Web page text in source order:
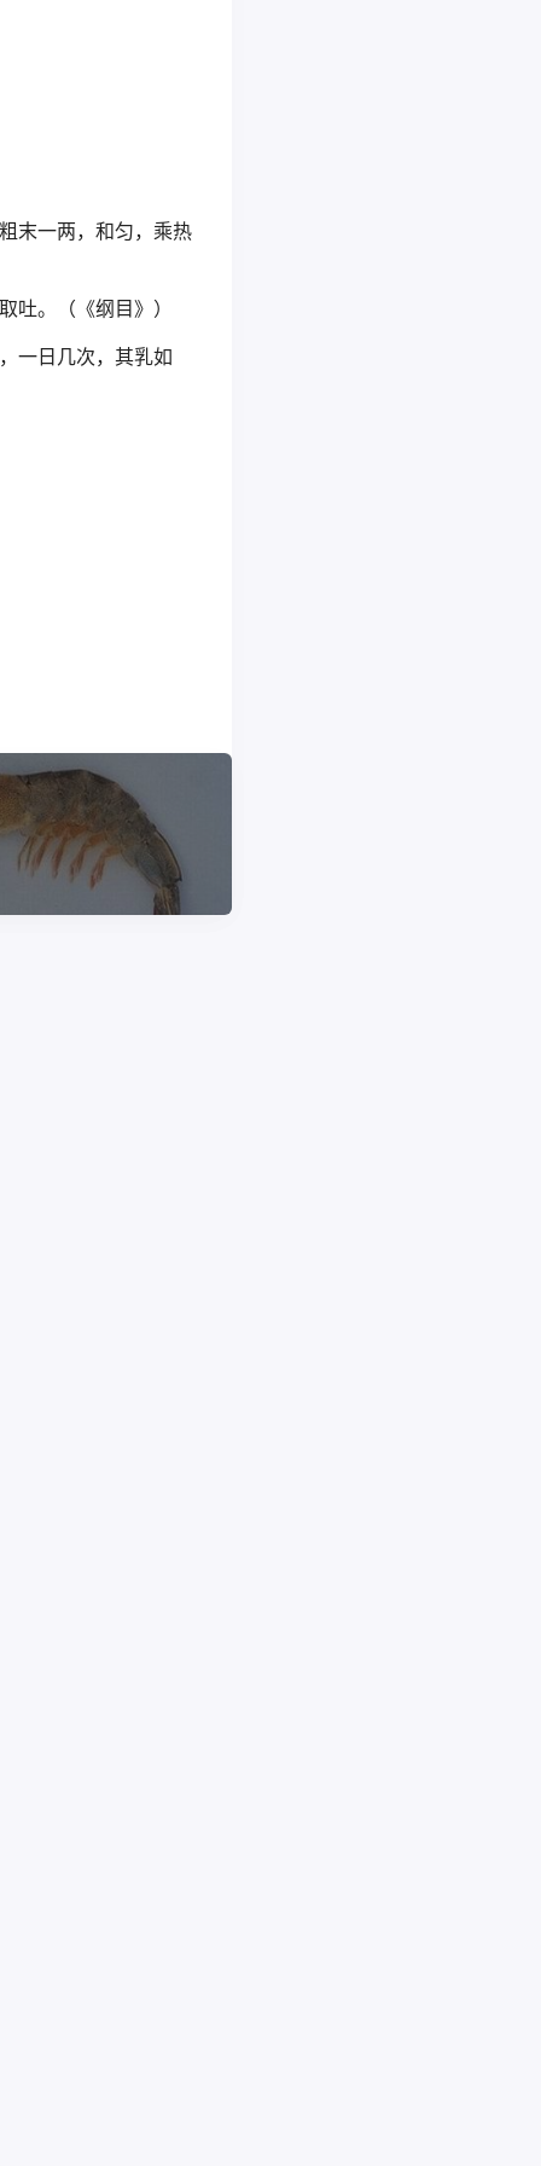
末一两，和匀，乘热
。（《纲目》）
一日几次，其乳如